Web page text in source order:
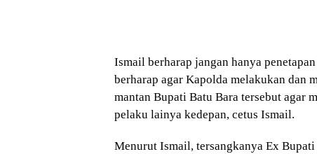
Ismail berharap jangan hanya
berharap agar Kapolda melakukan dan
mantan Bupati Batu Bara tersebut agar
pelaku lainya kedepan, cetus Ismail.
Menurut Ismail, tersangkanya Ex